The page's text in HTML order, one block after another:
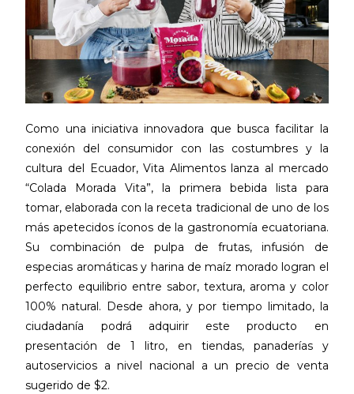
Como una iniciativa innovadora que busca facilitar la
conexión del consumidor con las costumbres y la
cultura del Ecuador, Vita Alimentos lanza al mercado
“Colada Morada Vita”, la primera bebida lista para
tomar, elaborada con la receta tradicional de uno de los
más apetecidos íconos de la gastronomía ecuatoriana.
Su combinación de pulpa de frutas, infusión de
especias aromáticas y harina de maíz morado logran el
perfecto equilibrio entre sabor, textura, aroma y color
100% natural. Desde ahora, y por tiempo limitado, la
ciudadanía podrá adquirir este producto en
presentación de 1 litro, en tiendas, panaderías y
autoservicios a nivel nacional a un precio de venta
sugerido de $2.